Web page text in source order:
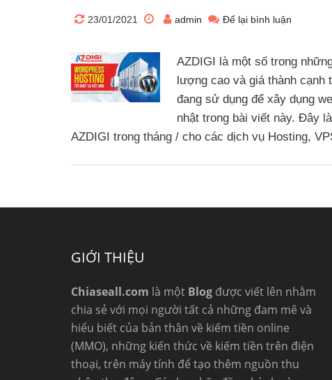
23/01/2021 admin Để lại bình luận
AZDIGI là một số trong
lượng cao và giá thành cạnh
đang sử dụng để xây dụng
nhật trong bài viết này. Đây
AZDIGI trong tháng / cho các dịch vụ Hosting,
GIỚI THIỆU
Chiaseall.com là một Blog được viết lên nhằm
chia sẻ với mọi người tất cả những đam mê và
hiểu biết của bản thân về kiếm tiền online
(MMO), những kiến thức về kiếm tiền trên điện
thoại, trên máy tính để tạo thêm nguồn thu